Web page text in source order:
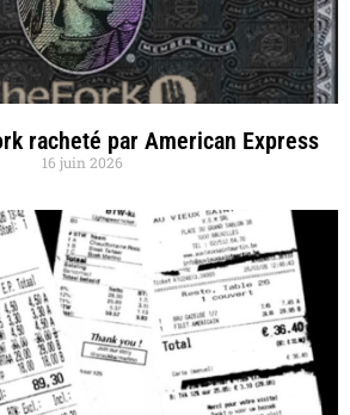
racheté par American Express
16 juin 2026